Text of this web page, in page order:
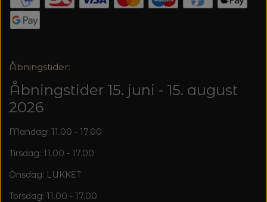
Åbningstider:
Åbningstider 15. juni - 15. august
2026
Mandag: 11.00 - 17.00
Tirsdag: 11.00 - 17.00
Onsdag: LUKKET
Torsdag: 11.00 - 17.00